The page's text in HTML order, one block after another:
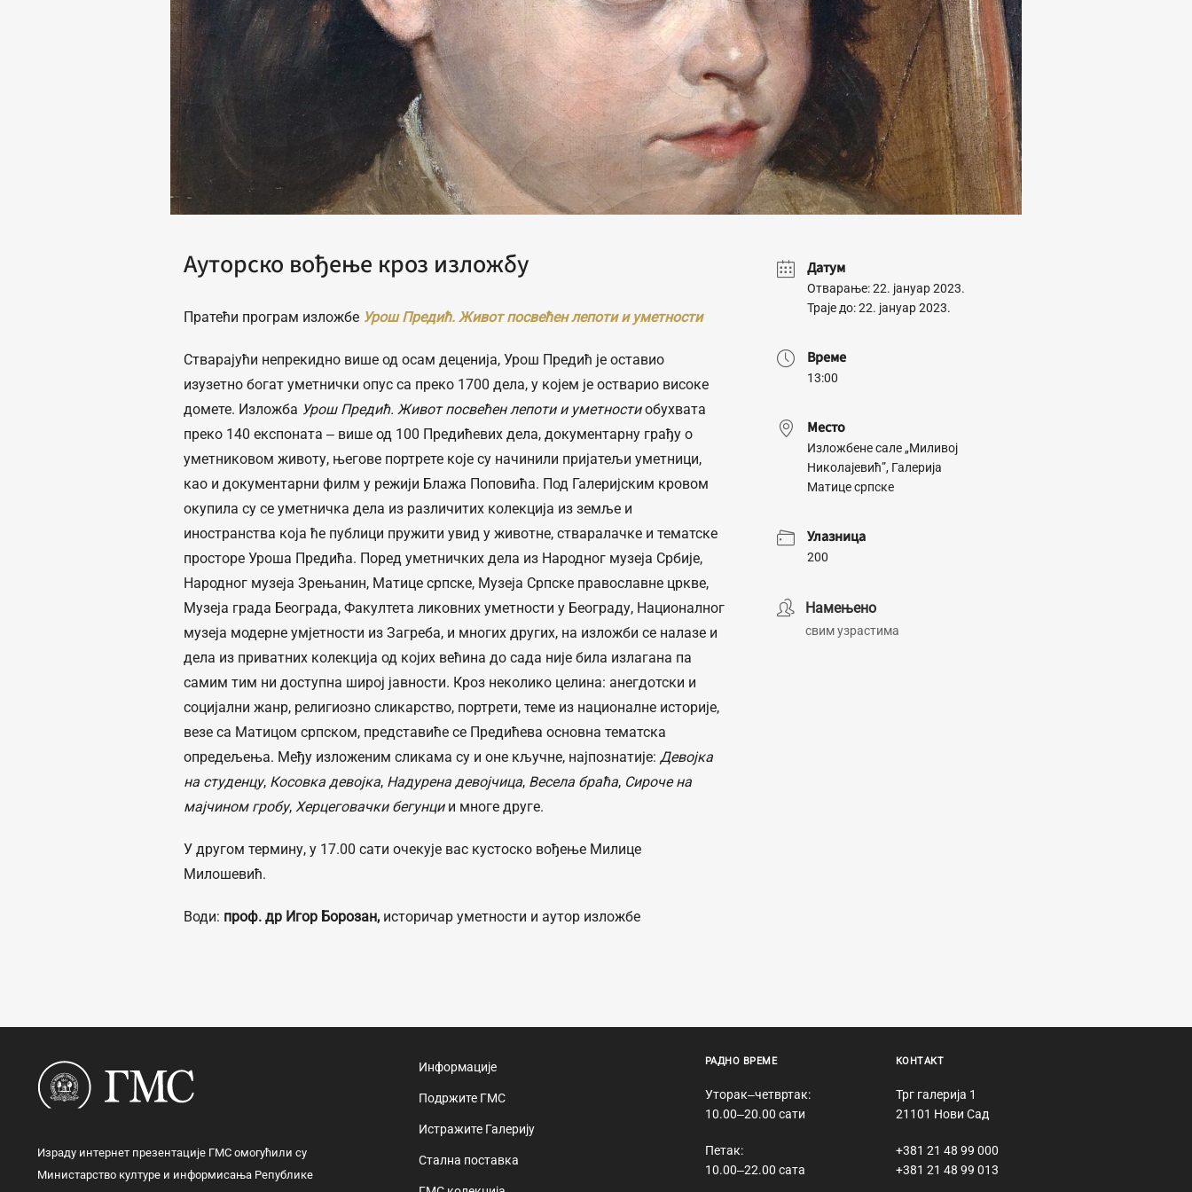
Ауторско вођење кроз изложбу
Пратећи програм изложбе Урош Предић. Живот посвећен лепоти и уметности
Стварајући непрекидно више од осам деценија, Урош Предић је оставио
изузетно богат уметнички опус са преко 1700 дела, у којем је остварио високе
домете. Изложба Урош Предић. Живот посвећен лепоти и уметностиобухвата
преко 140 експоната ‒ више од 100 Предићевих дела, документарну грађу о
уметниковом животу, његове портрете које су начинили пријатељи уметници,
као и документарни филм у режији Блажа Поповића. Под Галеријским кровом
окупила су се уметничка дела из различитих колекција из земље и
иностранства која ће публици пружити увид у животне, стваралачке и тематске
просторе Уроша Предића. Поред уметничких дела из Народног музеја Србије,
Народног музеја Зрењанин, Матице српске, Музеја Српске православне цркве,
Музеја града Београда, Факултета ликовних уметности у Београду, Националног
музеја модерне умјетности из Загреба, и многих других, на изложби се налазе и
дела из приватних колекција од којих већина до сада није била излагана па
самим тим ни доступна широј јавности. Кроз неколико целина: анегдотски и
социјални жанр, религиозно сликарство, портрети, теме из националне историје,
везе са Матицом српском, представиће се Предићева основна тематска
опредељења. Међу изложеним сликама су и оне кључне, најпознатије: Девојка
на студенцу, Косовка девојка, Надурена девојчица, Весела браћа, Сироче на
мајчином гробу, Херцеговачки бегунции многе друге.
У другом термину, у 17.00 сати очекује вас кустоско вођење Милице
Милошевић.
Води: проф. др Игор Борозан, историчар уметности и аутор изложбе
Датум
Отварање: 22. јануар 2023.
Траје до: 22. јануар 2023.
Време
13:00
Место
Изложбене сале „Миливој
Николајевић”, Галерија
Матице српске
Улазница
200
Намењено
свим узрастима
Израду интернет презентације ГМС омогућили су
Министарство културе и информисања Републике
Информације
Подржите ГМС
Истражите Галерију
Стална поставка
РАДНО ВРЕМЕ
Уторак‒четвртак:
10.00‒20.00 сати
Петак:
10.00‒22.00 сата
КОНТАКТ
Трг галерија 1
21101 Нови Сад
+381 21 48 99 000
+381 21 48 99 013